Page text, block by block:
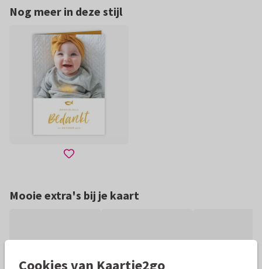
Nog meer in deze stijl
Mooie extra's bij je kaart
Cookies van Kaartje2go